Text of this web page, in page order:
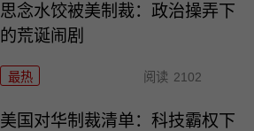
思念水饺被美制裁：政治操弄下
的荒诞闹剧
最热 阅读 2102
美国对华制裁清单：科技霸权下